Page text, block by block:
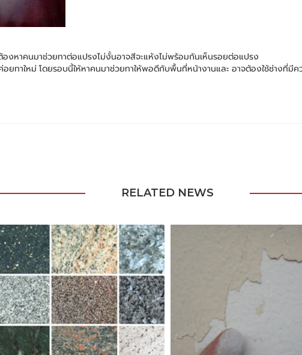
องหาคนมาช่วยทาต่อแปรงไม่งั้นอาจสีจะแห้งไม่พร้อมกันเห็นรอยต่อแปรง
ทาใหม่ โดยรอบนี้ให้หาคนมาช่วยทาให้พอดีกับพื้นที่หน้างานและ อาจต้องใช้ช่างที่มี
RELATED NEWS